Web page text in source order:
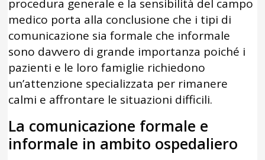
procedura generale e la sensibilità del campo
medico porta alla conclusione che i tipi di
comunicazione sia formale che informale
sono davvero di grande importanza poiché i
pazienti e le loro famiglie richiedono
un’attenzione specializzata per rimanere
calmi e affrontare le situazioni difficili.
La comunicazione formale e
informale in ambito ospedaliero